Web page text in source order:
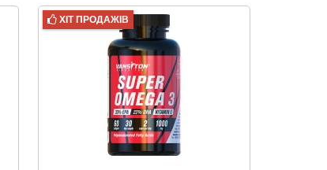
ХІТ ПРОДАЖІВ